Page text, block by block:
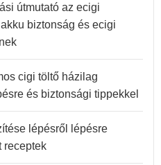
útmutató az ecigi
biztonság és ecigi
cigi töltő házilag
és biztonsági tippekkel
lépésről lépésre
receptek